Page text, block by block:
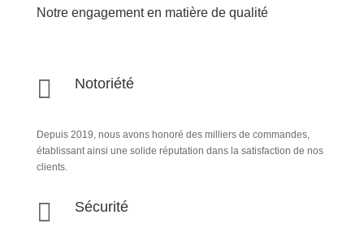
Notre engagement en matière de qualité
 Notoriété
Depuis 2019, nous avons honoré des milliers de commandes,
établissant ainsi une solide réputation dans la satisfaction de nos
clients.
 Sécurité